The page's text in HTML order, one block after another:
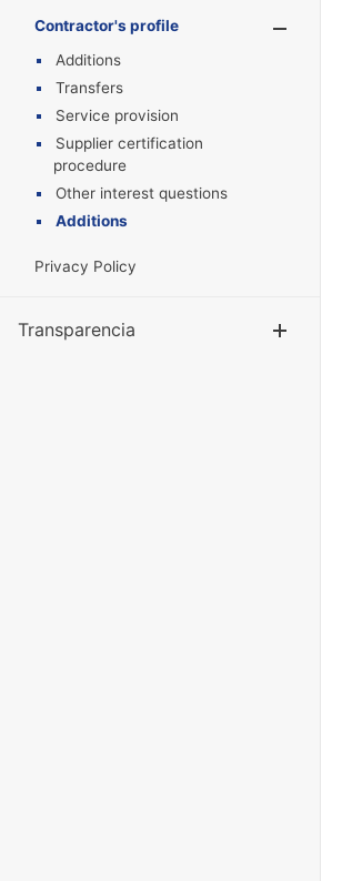
Contractor's profile
Additions
Transfers
Service provision
Supplier certification
procedure
Other interest questions
Additions
Privacy Policy
Transparencia